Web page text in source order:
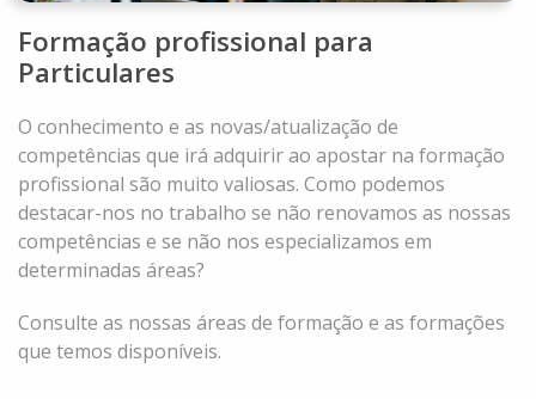
Formação profissional para
Particulares
O conhecimento e as novas/atualização de
competências que irá adquirir ao apostar na formação
profissional são muito valiosas. Como podemos
destacar-nos no trabalho se não renovamos as nossas
competências e se não nos especializamos em
determinadas áreas?
Consulte as nossas áreas de formação e as formações
que temos disponíveis.